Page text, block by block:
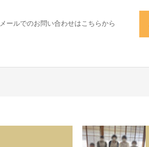
メールでのお問い合わせはこちらから